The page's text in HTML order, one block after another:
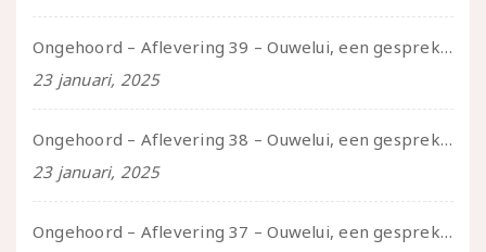
Ongehoord – Aflevering 39 – Ouwelui, een gesprek met Pepijn en Ivo over hun regenbooggezin, eigenzinnig ouder worden en Cruise Control
23 januari, 2025
Ongehoord – Aflevering 38 – Ouwelui, een gesprek met vreer over behoefte aan geborgenheid en het behouden van je idealen
23 januari, 2025
Ongehoord – Aflevering 37 – Ouwelui, een gesprek met non over seksualiteit, transitie en ageism